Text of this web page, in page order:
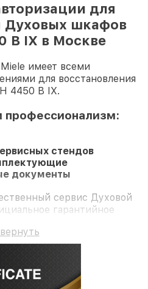
для
Духовых шкафов
B IX в Москве
имеет всеми
для восстановления
4450 B IX.
профессионализм:
стендов
документы
сервис Духовой
гарантийное